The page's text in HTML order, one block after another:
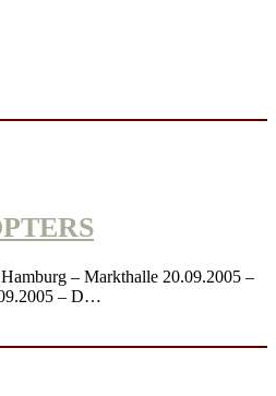
– Markthalle 20.09.2005 –
– D…